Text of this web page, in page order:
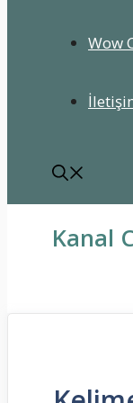
Wow
Kanal